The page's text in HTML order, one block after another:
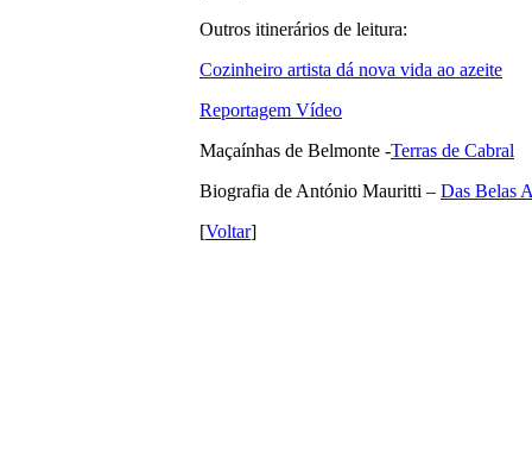
Outros itinerários de leitura:
Cozinheiro artista dá nova vida ao azeite
Reportagem Vídeo
Maçaínhas de Belmonte -Terras de Cabral
Biografia de António Mauritti – Das Belas
[Voltar]